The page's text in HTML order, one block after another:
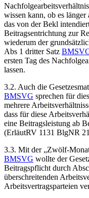
wissen kann, ob es
das von der Bekl
Beitragsentrichtung zur
wiederum der
Abs 1 dritter Satz
ersten Tag des
lassen.
3.2. Auch die
BMSVG sprechen für
mehrere
dass für diese
eine Beitragsleistung ab
(ErläutRV 1131 BlgNR
3.3. Mit der „Zwölf-
BMSVG wollte der
Beitragspflicht durch
überschreitenden
Arbeitsvertragsparteien